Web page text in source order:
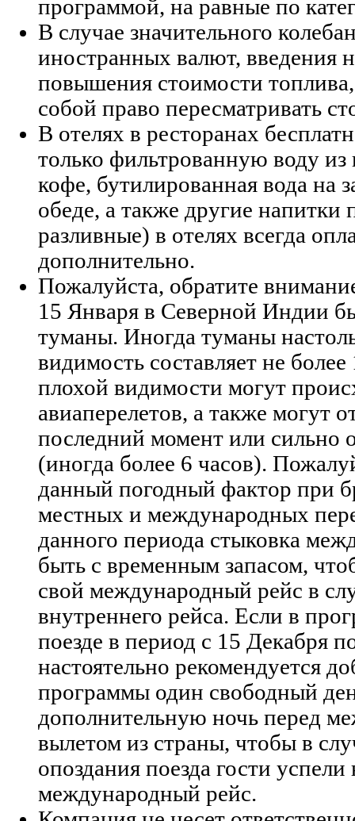
программой, на равные по
В случае значительного
иностранных валют, введения
повышения стоимости
собой право пересматривать
В отелях в ресторанах
только фильтрованную воду
кофе, бутилированная вода на
обеде, а также другие
разливные) в отелях всегда
дополнительно.
Пожалуйста, обратите
15 Января в Северной Индии
туманы. Иногда туманы
видимость составляет не
плохой видимости могут
авиаперелетов, а также могут
последний момент или сильно
(иногда более 6 часов).
данный погодный фактор при
местных и международных
данного периода стыковка
быть с временным запасом,
свой международный рейс в
внутреннего рейса. Если в
поезде в период с 15 Декабря
настоятельно рекомендуется
программы один свободный
дополнительную ночь перед
вылетом из страны, чтобы в
опоздания поезда гости успели
международный рейс.